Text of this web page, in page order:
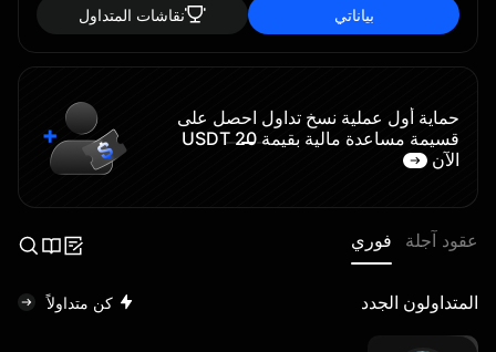
بياناتي نقاشات المتداول
حماية أول عملية نسخ تداول احصل على
قسيمة مساعدة مالية بقيمة 20 USDT
الآن
عقود آجلة فوري
المتداولون الجدد كن متداولاً